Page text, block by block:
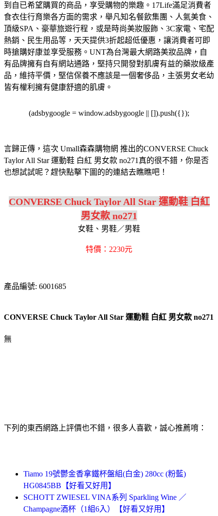
到自已希望購買的商品，享受購物的樂趣。 17Life滿足消費者
食衣住行育樂各方面的需求，舉凡知名餐飲集團、人氣美食、
頂級SPA、豪華旅遊行程，或是時尚美妝服飾、3C家電、宅配
熱銷、民生用品等，天天提供3折起超低優惠，讓消費者可即
時搶購好康並享受服務。 UNT為台灣最大網路美妝品牌，自
有品牌擁有自有網站通路，堅持只開發對肌膚有益的藥妝級產
品，維持平價，堅信保養不應該是一個奢侈品，主張男女老幼
皆有權利擁有健康舒適的肌膚。
(adsbygoogle = window.adsbygoogle || []).push({});
言歸正傳，這次 Umall森森購物網 推出的CONVERSE Chuck
Taylor All Star 運動鞋 白紅 男女款 no271真的很不錯，你是否
也想試試呢？趕快點擊下圖的的連結去瞧瞧吧！
CONVERSE Chuck Taylor All Star 運動鞋 白紅
男女款 no271
女鞋、男鞋／男鞋
特價：2230元
產品編號: 6001685
CONVERSE Chuck Taylor All Star 運動鞋 白紅 男女款 no271
無
下列的東西網路上評價也不錯，很多人喜歡，誠心推薦唷：
Tiamo 19號鬱金香拿鐵杯盤組(白金) 280cc (粉藍)
HG0845BB【好看又好用】
SCHOTT ZWIESEL VINA系列 Sparkling Wine ／
Champagne酒杯（1組6入）【好看又好用】